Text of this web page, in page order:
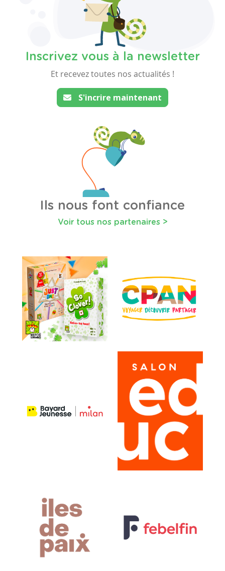
Inscrivez vous à la newsletter
Et recevez toutes nos actualités !
S'incrire maintenant
Ils nous font confiance
Voir tous nos partenaires >